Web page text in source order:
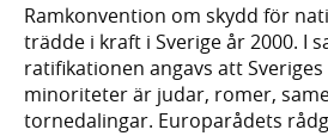
Ramkonvention om skydd för
trädde i kraft i Sverige år 2000. I
ratifikationen angavs att
minoriteter är judar, romer,
tornedalingar. Europarådets